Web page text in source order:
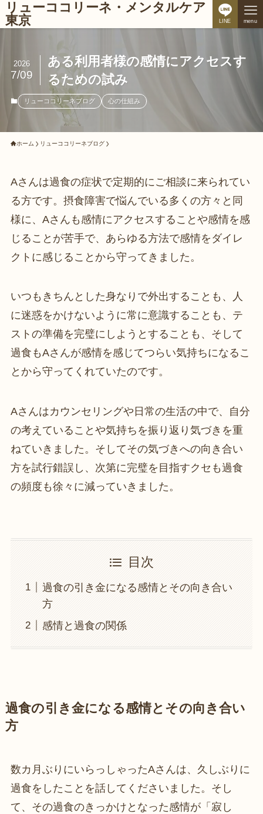
リューココリーネ・メンタルケア
東京
LINE menu
ある利用者様の感情にアクセスす
るための試み
2026
7/09
リューココリーネブログ 心の仕組み
ホーム リューココリーネブログ
Aさんは過食の症状で定期的にご相談に来られてい
る方です。摂食障害で悩んでいる多くの方々と同
様に、Aさんも感情にアクセスすることや感情を感
じることが苦手で、あらゆる方法で感情をダイレ
クトに感じることから守ってきました。
いつもきちんとした身なりで外出することも、人
に迷惑をかけないように常に意識することも、テ
ストの準備を完璧にしようとすることも、そして
過食もAさんが感情を感じてつらい気持ちになるこ
とから守ってくれていたのです。
Aさんはカウンセリングや日常の生活の中で、自分
の考えていることや気持ちを振り返り気づきを重
ねていきました。そしてその気づきへの向き合い
方を試行錯誤し、次第に完璧を目指すクセも過食
の頻度も徐々に減っていきました。
目次
過食の引き金になる感情とその向き合い
方
感情と過食の関係
過食の引き金になる感情とその向き合い
方
数カ月ぶりにいらっしゃったAさんは、久しぶりに
過食をしたことを話してくださいました。そし
て、その過食のきっかけとなった感情が「寂し